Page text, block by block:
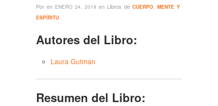
Por en ENERO 24, 2019 en Libros de CUERPO, MENTE Y
ESPÍRITU
Autores del Libro:
Laura Gutman
Resumen del Libro: